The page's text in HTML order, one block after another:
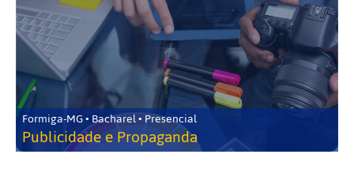
Formiga-MG • Bacharel • Presencial
Publicidade e Propaganda